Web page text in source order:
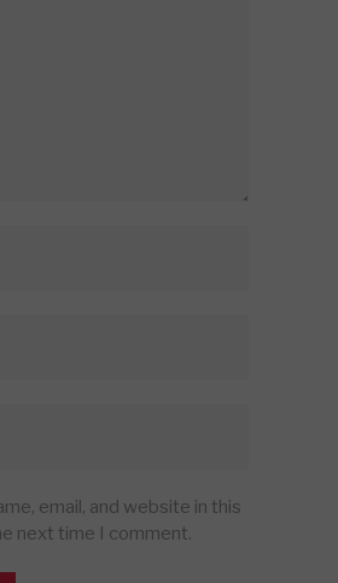
email, and website in this
next time I comment.